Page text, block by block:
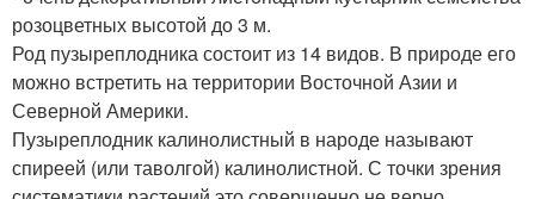
розоцветных высотой до 3 м.
Род пузыреплодника состоит из 14 видов. В природе его
можно встретить на территории Восточной Азии и
Северной Америки.
Пузыреплодник калинолистный в народе называют
спиреей (или таволгой) калинолистной. С точки зрения